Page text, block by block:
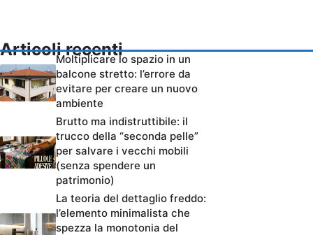
Articoli recenti
Moltiplicare lo spazio in un
balcone stretto: l’errore da
evitare per creare un nuovo
ambiente
Brutto ma indistruttibile: il
trucco della “seconda pelle”
per salvare i vecchi mobili
(senza spendere un
patrimonio)
La teoria del dettaglio freddo:
l’elemento minimalista che
spezza la monotonia del